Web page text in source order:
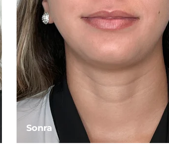
Sonra